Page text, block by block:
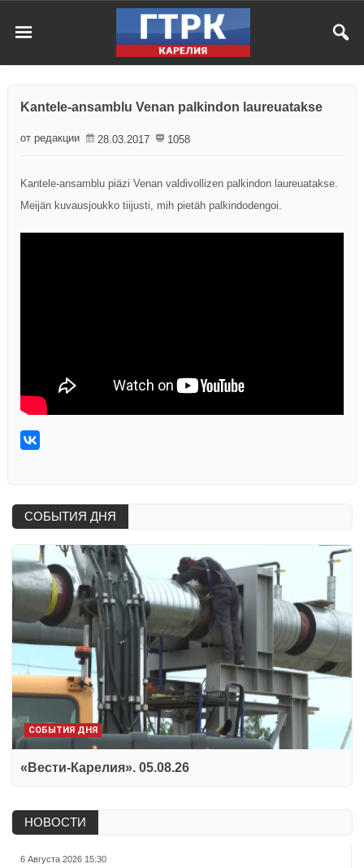
Kantele-ansamblu Venan palkindon laureuatakse
от редакции 28.03.2017 1058
Kantele-ansamblu piäzi Venan valdivollizen palkindon laureuatakse.
Meijän kuvausjoukko tiijusti, mih pietäh palkindodengoi.
СОБЫТИЯ ДНЯ
СОБЫТИЯ ДНЯ
«Вести-Карелия». 05.08.26
НОВОСТИ
6 Августа 2026 15:30